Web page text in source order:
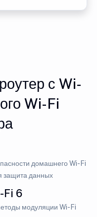
с Wi-
Wi-Fi
домашнего Wi-Fi
защита данных
Fi 6
модуляции Wi-Fi